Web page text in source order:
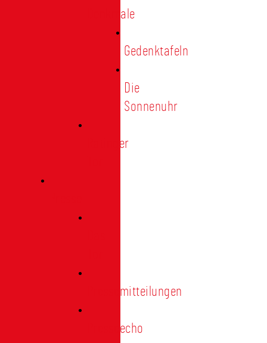
Denkmale
Gedenktafeln
Die
Sonnenuhr
Ratinger
Pressemitteilungen
Presseecho